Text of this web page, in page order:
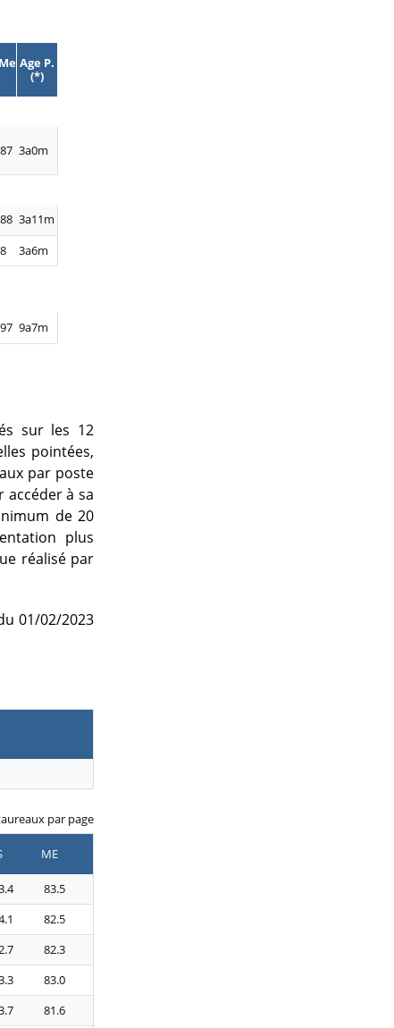
Me Age P.
(*)
87 3a0m
88 3a11m
8
3a6m
97 9a7m
sur les 12
pointées,
par poste
à sa
de 20
plus
réalisé par
01/02/2023
par page
ME
83.5
82.5
82.3
83.0
81.6